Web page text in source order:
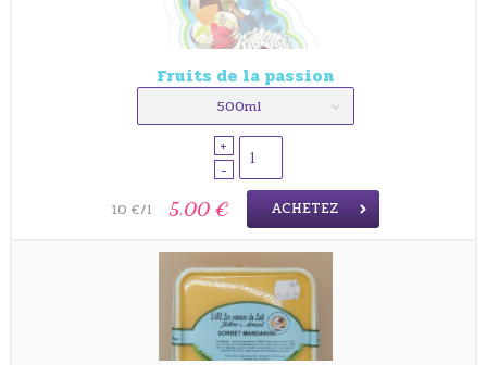
Fruits de la passion
500ml
+
-
10 €/l 5.00 € ACHETEZ